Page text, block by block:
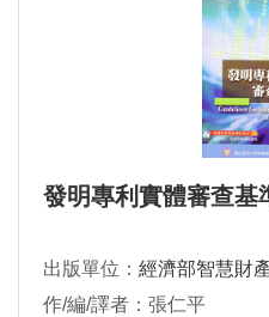
發明專利實體審查基
出版單位： 經濟部智慧財
作/編/譯者：張仁平